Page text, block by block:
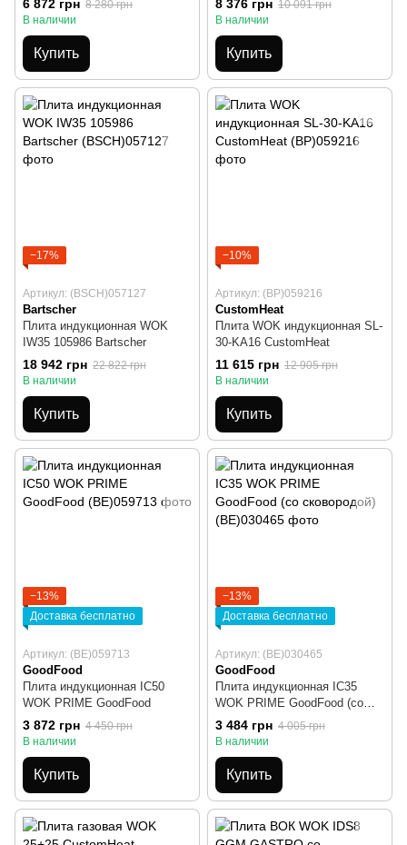
6 872 грн 8 280 грн
В наличии
Купить
8 376 грн 10 091 грн
В наличии
Купить
−17%
Артикул: (BSCH)057127
Bartscher
Плита индукционная WOK
IW35 105986 Bartscher
18 942 грн 22 822 грн
В наличии
Купить
−10%
Артикул: (BP)059216
CustomHeat
Плита WOK индукционная SL-
30-KA16 CustomHeat
11 615 грн 12 905 грн
В наличии
Купить
−13%
Доставка бесплатно
Артикул: (BE)059713
GoodFood
Плита индукционная IC50
WOK PRIME GoodFood
3 872 грн 4 450 грн
В наличии
Купить
−13%
Доставка бесплатно
Артикул: (BE)030465
GoodFood
Плита индукционная IC35
WOK PRIME GoodFood (со
сковородой)
3 484 грн 4 005 грн
В наличии
Купить